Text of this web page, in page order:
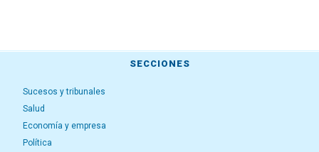
SECCIONES
Sucesos y tribunales
Salud
Economía y empresa
Política